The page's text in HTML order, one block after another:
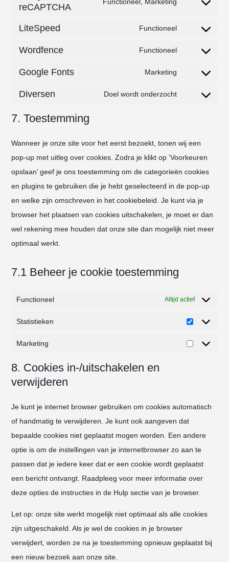
complianz
reCAPTCHA
Consent
google-
LiteSpeed
Functioneel
Consent
litespeed
Wordfence
Functioneel
Consent
wordfence
Google Fonts
Marketing
Consent
Diversen
Doel wordt onderzocht
Consent
diversen
7. Toestemming
Wanneer je onze site voor het eerst bezoekt, tonen wij een
pop-up met uitleg over cookies. Zodra je klikt op ‘Voorkeuren
opslaan’ geef je ons toestemming om de categorieën cookies
en plugins te gebruiken die je hebt geselecteerd in de pop-up
en welke zijn omschreven in het cookiebeleid. Je kunt via je
browser het plaatsen van cookies uitschakelen, je moet er dan
wel rekening mee houden dat onze site dan mogelijk niet meer
optimaal werkt.
7.1 Beheer je cookie toestemming
Functioneel Altijd actief
Statistieken
Marketing
8. Cookies in-/uitschakelen en
verwijderen
Je kunt je internet browser gebruiken om cookies automatisch
of handmatig te verwijderen. Je kunt ook aangeven dat
bepaalde cookies niet geplaatst mogen worden. Een andere
optie is om de instellingen van je internetbrowser zo aan te
passen dat je iedere keer dat er een cookie wordt geplaatst
een bericht ontvangt. Raadpleeg voor meer informatie over
deze opties de instructies in de Hulp sectie van je browser.
Let op: onze site werkt mogelijk niet optimaal als alle cookies
zijn uitgeschakeld. Als je wel de cookies in je browser
verwijdert, worden ze na je toestemming opnieuw geplaatst bij
een nieuw bezoek aan onze site.